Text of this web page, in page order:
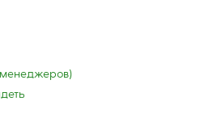
менеджеров)